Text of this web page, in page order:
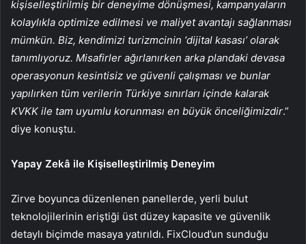
kişiselleştirilmiş bir deneyime dönüşmesi, kampanyaların
kolaylıkla optimize edilmesi ve maliyet avantajı sağlanması
mümkün. Biz, kendimizi turizmcinin ‘dijital kasası’ olarak
tanımlıyoruz. Misafirler ağırlanırken arka plandaki devasa
operasyonun kesintisiz ve güvenli çalışması ve bunlar
yapılırken tüm verilerin Türkiye sınırları içinde kalarak
KVKK ile tam uyumlu korunması en büyük önceliğimizdir.”
diye konuştu.
Yapay Zekâ ile Kişiselleştirilmiş Deneyim
Zirve boyunca düzenlenen panellerde, yerli bulut
teknolojilerinin eriştiği üst düzey kapasite ve güvenlik
detaylı biçimde masaya yatırıldı. FixCloud’un sunduğu